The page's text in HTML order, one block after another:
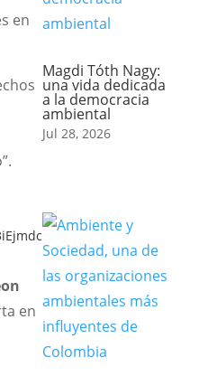
en
en
Magdi Tóth Nagy:
una vida dedicada
a la democracia
ambiental
Jul 28, 2026